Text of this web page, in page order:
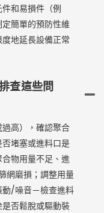
和易損件（例
簡單的預防性維
地延長設備正常
查這些問
高），確認聚合
堵塞或進料口是
物用量不足、進
網磨損；調整用量
動/噪音－檢查進料
否鬆脫或驅動裝